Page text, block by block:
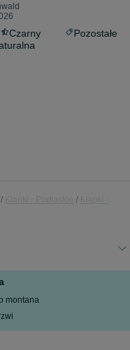
Czarny
Pozostałe
montana